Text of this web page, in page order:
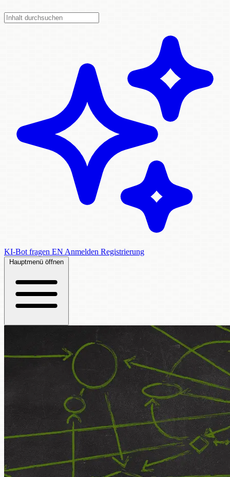
KI-Bot fragen EN Anmelden Registrierung
Hauptmenü öffnen